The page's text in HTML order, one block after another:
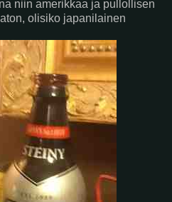
niin amerikkaa ja pullollisen
olisiko japanilainen